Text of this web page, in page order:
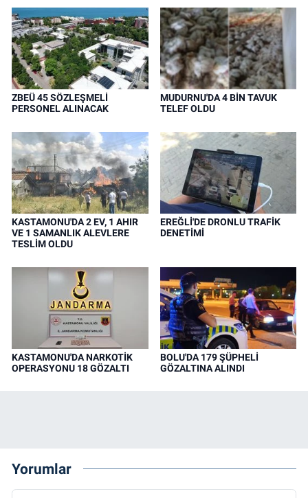
ZBEÜ 45 SÖZLEŞMELİ
PERSONEL ALINACAK
MUDURNU'DA 4 BİN TAVUK
TELEF OLDU
KASTAMONU'DA 2 EV, 1 AHIR
VE 1 SAMANLIK ALEVLERE
TESLİM OLDU
EREĞLİ'DE DRONLU TRAFİK
DENETİMİ
KASTAMONU'DA NARKOTİK
OPERASYONU 18 GÖZALTI
BOLU'DA 179 ŞÜPHELİ
GÖZALTINA ALINDI
Yorumlar